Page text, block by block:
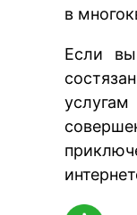
в
Если вы